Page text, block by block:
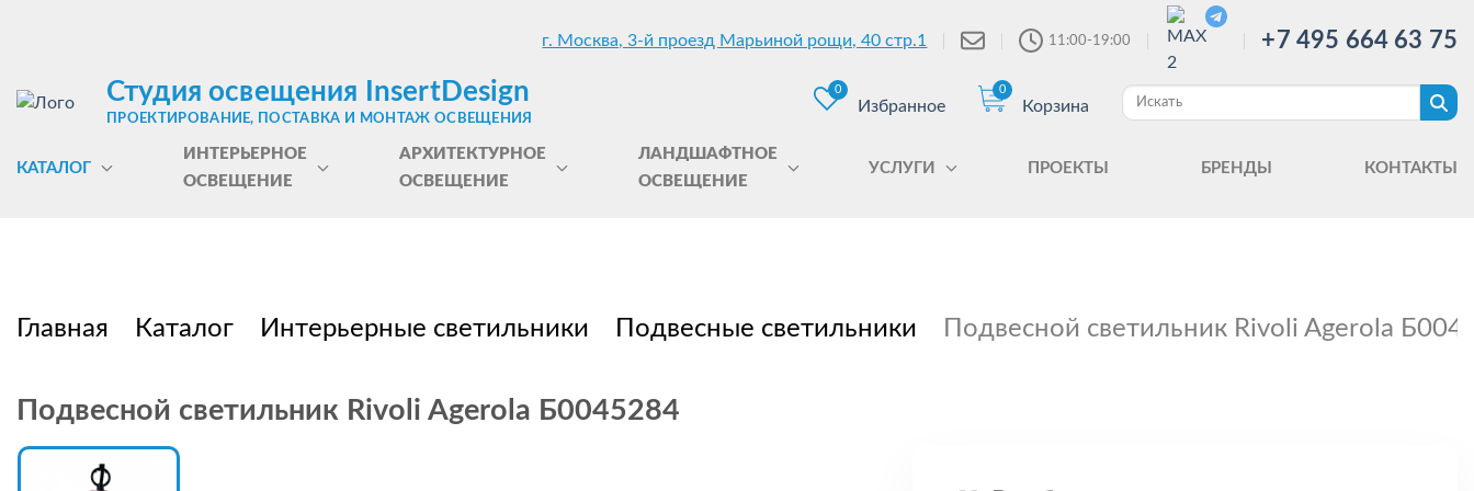
г. Москва, 3-й проезд Марьиной рощи, 40 стр.1 11:00-19:00 +7 495 664 63 75
Студия освещения InsertDesign
ПРОЕКТИРОВАНИЕ, ПОСТАВКА И МОНТАЖ ОСВЕЩЕНИЯ
0
Избранное
0
Корзина
КАТАЛОГ
ИНТЕРЬЕРНОЕ
ОСВЕЩЕНИЕ
АРХИТЕКТУРНОЕ
ОСВЕЩЕНИЕ
ЛАНДШАФТНОЕ
ОСВЕЩЕНИЕ
УСЛУГИ ПРОЕКТЫ БРЕНДЫ КОНТАКТЫ
Главная Каталог Интерьерные светильники Подвесные светильники Подвесной светильник Rivoli Agerola
Подвесной светильник Rivoli Agerola Б0045284